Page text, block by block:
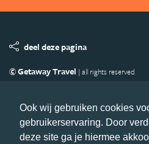
Ook wij gebruiken cookies
gebruikerservaring. Door
deze site ga je hiermee
deel deze pagina
© Getaway Travel | all rights reserved
Copyright
Privacy statement
Volg Azie.nl